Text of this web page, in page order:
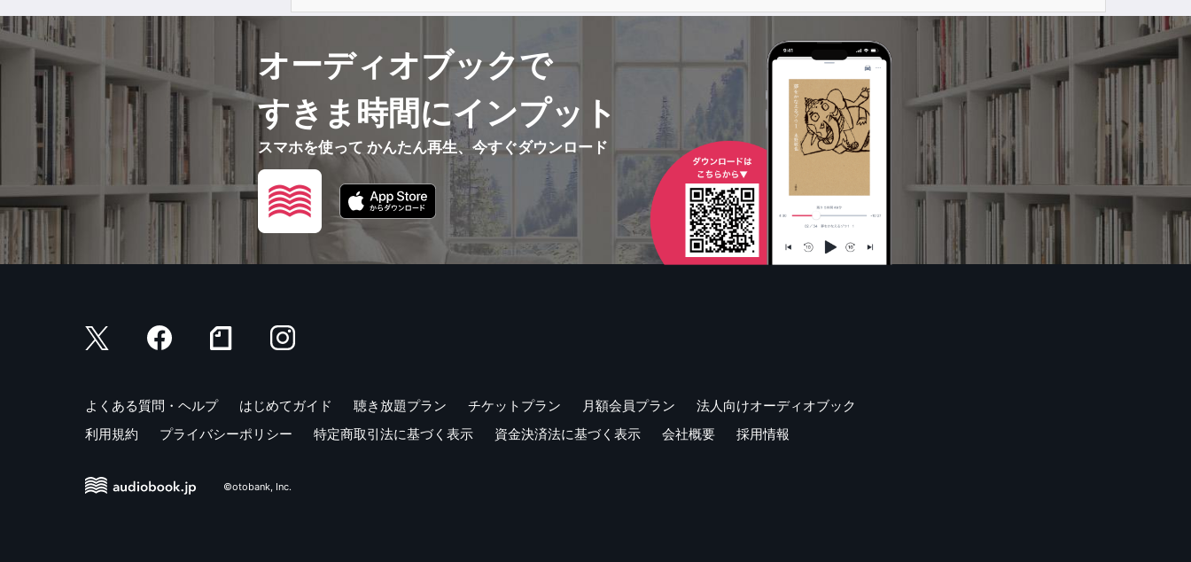
オーディオブックで
すきま時間にインプット
スマホを使って かんたん再生、今すぐダウンロード
よくある質問・ヘルプ はじめてガイド 聴き放題プラン チケットプラン 月額会員プラン
法人向けオーディオブック
利用規約
プライバシーポリシー 特定商取引法に基づく表示 資金決済法に基づく表示 会社概要 採用情報
©otobank, Inc.